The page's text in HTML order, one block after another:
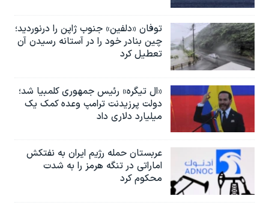
توفان «دلفین» جنوب ژاپن را درنوردید؛
چین بنادر خود را در آستانه رسیدن آن
تعطیل کرد
«ال تیگره» رئیس جمهوری کلمبیا شد؛
دولت پرزیدنت ترامپ وعده کمک یک
میلیارد دلاری داد
عربستان حمله رژیم ایران به نفتکش
اماراتی در تنگه هرمز را به‌ شدت
محکوم کرد